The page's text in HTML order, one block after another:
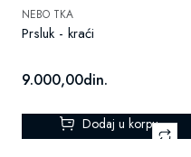
NEBO TKA
Prsluk - kraći
9.000,00din.
Dodaj u korpu